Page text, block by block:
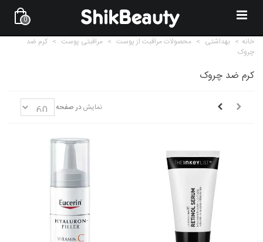
0
خانه > بهداشتی > محصولات مراقبت از پوست > مراقبتی پوست > کرم ضد
چروک
کرم ضد چروک
نمایشدر صفحه